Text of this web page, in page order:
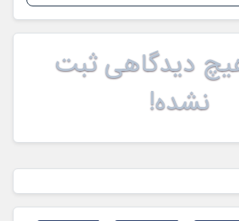
دیدگاهی ثبت
نشده!